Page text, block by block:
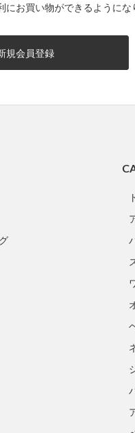
お買い物ができるようにな